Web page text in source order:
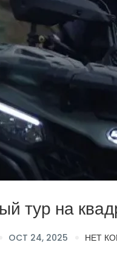
тур на
OCT 24, 2025 НЕТ